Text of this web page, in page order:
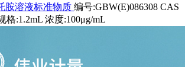
胺溶液标准物质 编号:GBW(E)086308 CAS
格:1.2mL 浓度:100μg/mL